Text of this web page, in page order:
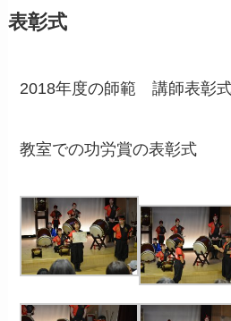
表彰式
2018年度の師範 講師表彰
教室での功労賞の表彰式